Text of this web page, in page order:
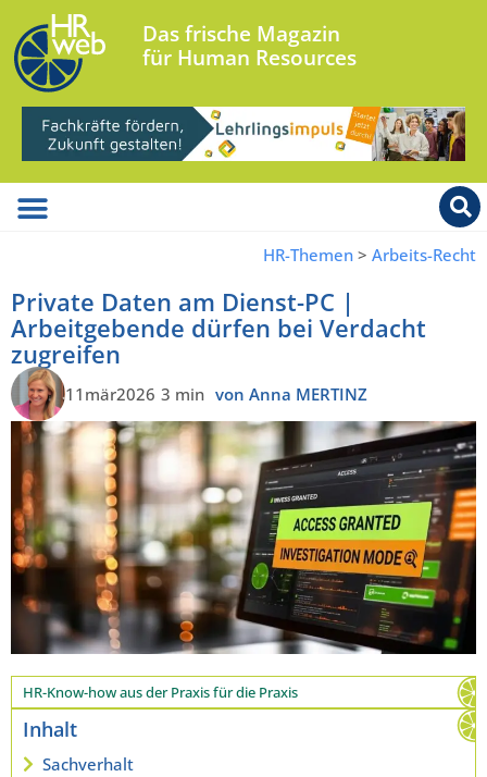
Das frische Magazin
für Human Resources
HR-Themen > Arbeits-Recht
Private Daten am Dienst-PC |
Arbeitgebende dürfen bei Verdacht
zugreifen
11mär2026 3 min von Anna MERTINZ
HR-Know-how aus der Praxis für die Praxis
Inhalt
Sachverhalt